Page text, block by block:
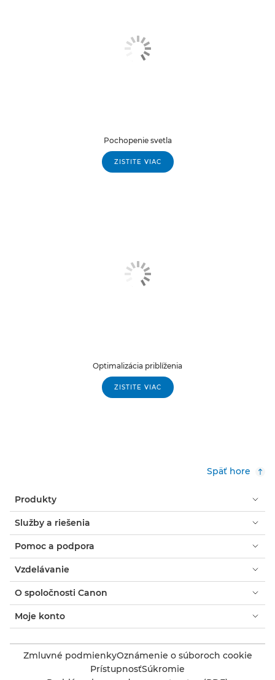
Pochopenie svetla
ZISTITE VIAC
Optimalizácia priblíženia
ZISTITE VIAC
Späť hore
Produkty
Služby a riešenia
Pomoc a podpora
Vzdelávanie
O spoločnosti Canon
Moje konto
Zmluvné podmienkyOznámenie o súboroch cookie
PrístupnosťSúkromie